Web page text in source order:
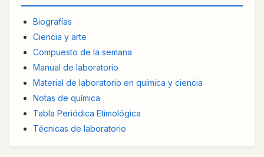
Biografías
Ciencia y arte
Compuesto de la semana
Manual de laboratorio
Material de laboratorio en química y ciencia
Notas de química
Tabla Periódica Etimológica
Técnicas de laboratorio